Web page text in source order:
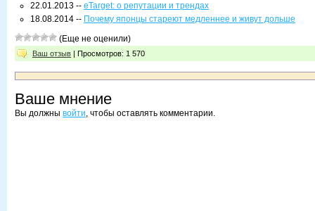
22.01.2013 -- eTarget: о репутации и трендах
18.08.2014 -- Почему японцы стареют медленнее и живут дольше
(Еще не оценили)
Ваш отзыв | Просмотров: 1 570
Ваше мнение
Вы должны войти, чтобы оставлять комментарии.